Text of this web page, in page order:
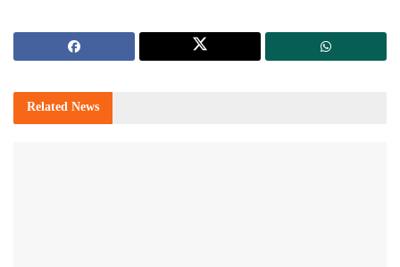
Related News